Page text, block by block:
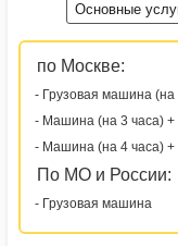
Основные
по Москве:
- Грузовая машина (на
- Машина (на 3 часа) +
- Машина (на 4 часа) +
По МО и России:
- Грузовая машина